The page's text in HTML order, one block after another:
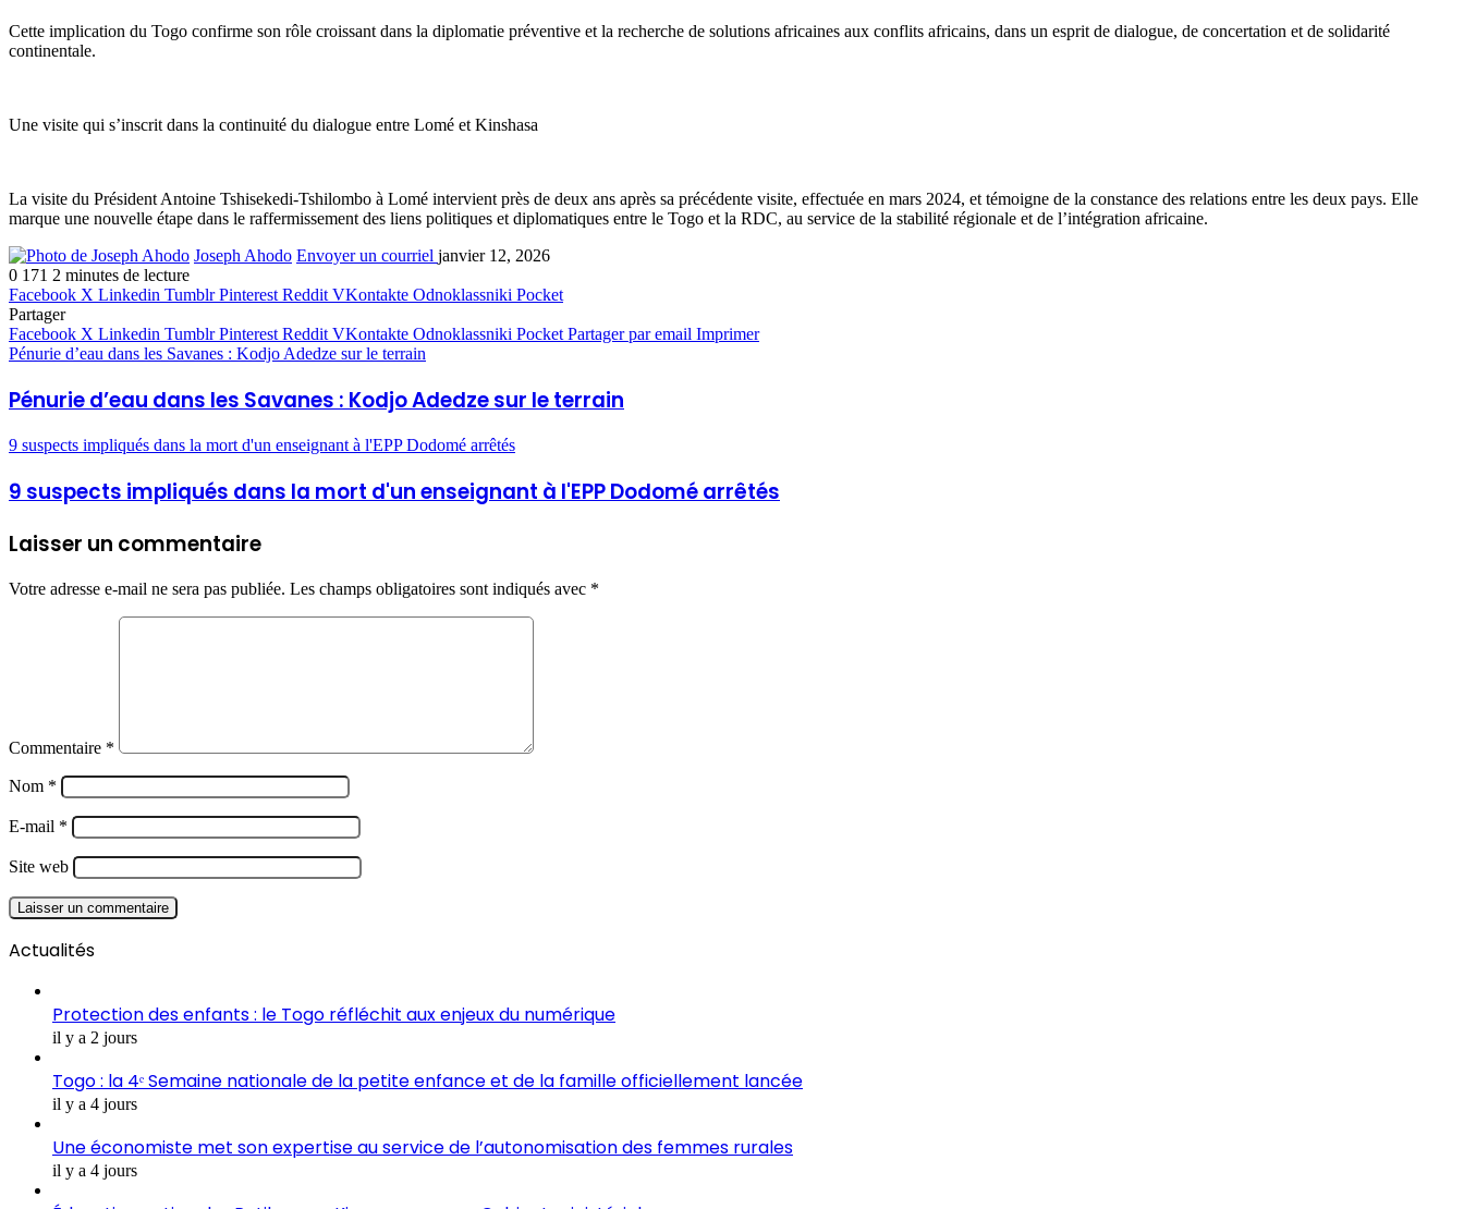
Cette implication du Togo confirme son rôle croissant dans la diplomatie préventive et la recherche de solutions africaines aux conflits africains, dans un esprit de dialogue, de concertation et de solidarité
continentale.
Une visite qui s’inscrit dans la continuité du dialogue entre Lomé et Kinshasa
La visite du Président Antoine Tshisekedi-Tshilombo à Lomé intervient près de deux ans après sa précédente visite, effectuée en mars 2024, et témoigne de la constance des relations entre les deux pays. Elle
marque une nouvelle étape dans le raffermissement des liens politiques et diplomatiques entre le Togo et la RDC, au service de la stabilité régionale et de l’intégration africaine.
Joseph Ahodo Envoyer un courriel janvier 12, 2026
0 171 2 minutes de lecture
Facebook X Linkedin Tumblr Pinterest Reddit VKontakte Odnoklassniki Pocket
Partager
Facebook X Linkedin Tumblr Pinterest Reddit VKontakte Odnoklassniki Pocket Partager par email Imprimer
Pénurie d’eau dans les Savanes : Kodjo Adedze sur le terrain
Pénurie d’eau dans les Savanes : Kodjo Adedze sur le terrain
9 suspects impliqués dans la mort d'un enseignant à l'EPP Dodomé arrêtés
9 suspects impliqués dans la mort d'un enseignant à l'EPP Dodomé arrêtés
Laisser un commentaire
Votre adresse e-mail ne sera pas publiée. Les champs obligatoires sont indiqués avec *
Commentaire *
Nom *
E-mail *
Site web
Actualités
Protection des enfants : le Togo réfléchit aux enjeux du numérique
il y a 2 jours
Togo : la 4ᵉ Semaine nationale de la petite enfance et de la famille officiellement lancée
il y a 4 jours
Une économiste met son expertise au service de l’autonomisation des femmes rurales
il y a 4 jours